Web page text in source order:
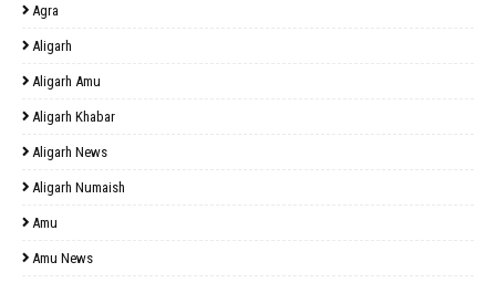
Agra
Aligarh
Aligarh Amu
Aligarh Khabar
Aligarh News
Aligarh Numaish
Amu
Amu News